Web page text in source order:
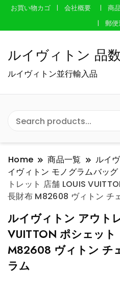
お買い物カゴ 会社概要 商
郵
ルイヴィトン 品
ルイヴィトン並行輸入品
Home 商品一覧 ルイ
イヴィトン モノグラムバッ
トレット 店舗 LOUIS
長財布 M82608 ヴィトン チ
ルイヴィトン アウト
VUITTON ポシェット
M82608 ヴィトン チ
ラム